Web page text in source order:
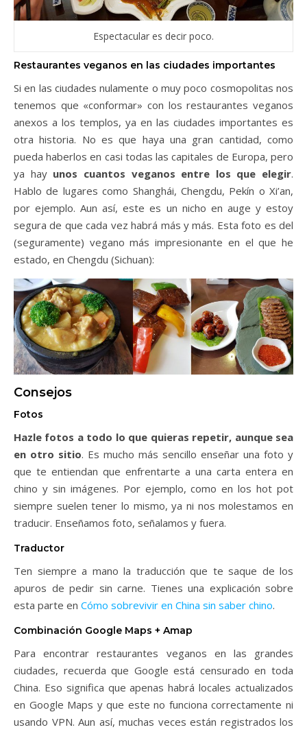
Espectacular es decir poco.
Restaurantes veganos en las ciudades importantes
Si en las ciudades nulamente o muy poco cosmopolitas nos
tenemos que «conformar» con los restaurantes veganos
anexos a los templos, ya en las ciudades importantes es
otra historia. No es que haya una gran cantidad, como
pueda haberlos en casi todas las capitales de Europa, pero
ya hay unos cuantos veganos entre los que elegir.
Hablo de lugares como Shanghái, Chengdu, Pekín o Xi’an,
por ejemplo. Aun así, este es un nicho en auge y estoy
segura de que cada vez habrá más y más. Esta foto es del
(seguramente) vegano más impresionante en el que he
estado, en Chengdu (Sichuan):
Consejos
Fotos
Hazle fotos a todo lo que quieras repetir, aunque sea
en otro sitio. Es mucho más sencillo enseñar una foto y
que te entiendan que enfrentarte a una carta entera en
chino y sin imágenes. Por ejemplo, como en los hot pot
siempre suelen tener lo mismo, ya ni nos molestamos en
traducir. Enseñamos foto, señalamos y fuera.
Traductor
Ten siempre a mano la traducción que te saque de los
apuros de pedir sin carne. Tienes una explicación sobre
esta parte en Cómo sobrevivir en China sin saber chino.
Combinación Google Maps + Amap
Para encontrar restaurantes veganos en las grandes
ciudades, recuerda que Google está censurado en toda
China. Eso significa que apenas habrá locales actualizados
en Google Maps y que este no funciona correctamente ni
usando VPN. Aun así, muchas veces están registrados los